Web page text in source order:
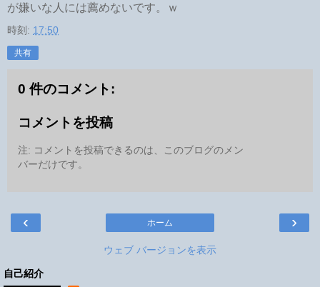
が嫌いな人には薦めないです。ｗ
時刻: 17:50
共有
0 件のコメント:
コメントを投稿
注: コメントを投稿できるのは、このブログのメン
バーだけです。
‹ ›
ホーム
ウェブ バージョンを表示
自己紹介